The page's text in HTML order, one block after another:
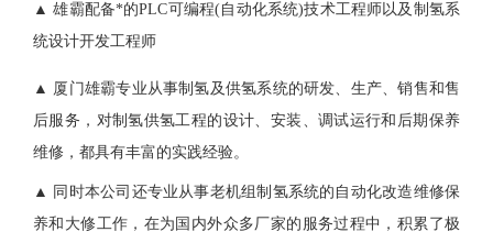
▲ 雄霸配备*的PLC可编程(自动化系统)技术工程师以及制氢系
统设计开发工程师
▲ 厦门雄霸专业从事制氢及供氢系统的研发、生产、销售和售
后服务，对制氢供氢工程的设计、安装、调试运行和后期保养
维修，都具有丰富的实践经验。
▲ 同时本公司还专业从事老机组制氢系统的自动化改造维修保
养和大修工作，在为国内外众多厂家的服务过程中，积累了极